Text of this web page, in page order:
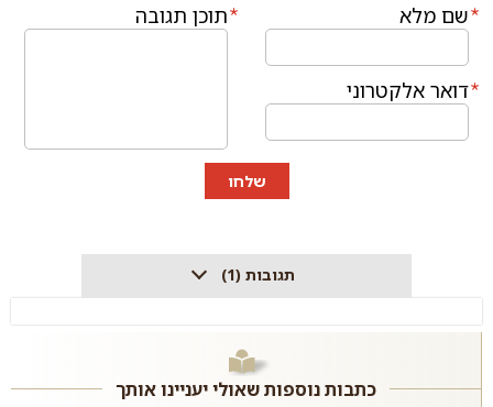
שם מלא
דואר אלקטרוני
תוכן תגובה
שלחו
תגובות (1)
כתבות נוספות שאולי יעניינו אותך